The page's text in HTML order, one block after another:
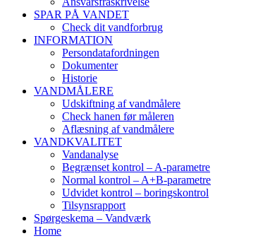
SPAR PÅ VANDET
Check dit vandforbrug
INFORMATION
Persondatafordningen
Dokumenter
Historie
VANDMÅLERE
Udskiftning af vandmålere
Check hanen før måleren
Aflæsning af vandmålere
VANDKVALITET
Vandanalyse
Begrænset kontrol – A-parametre
Normal kontrol – A+B-parametre
Udvidet kontrol – boringskontrol
Tilsynsrapport
Spørgeskema – Vandværk
Home